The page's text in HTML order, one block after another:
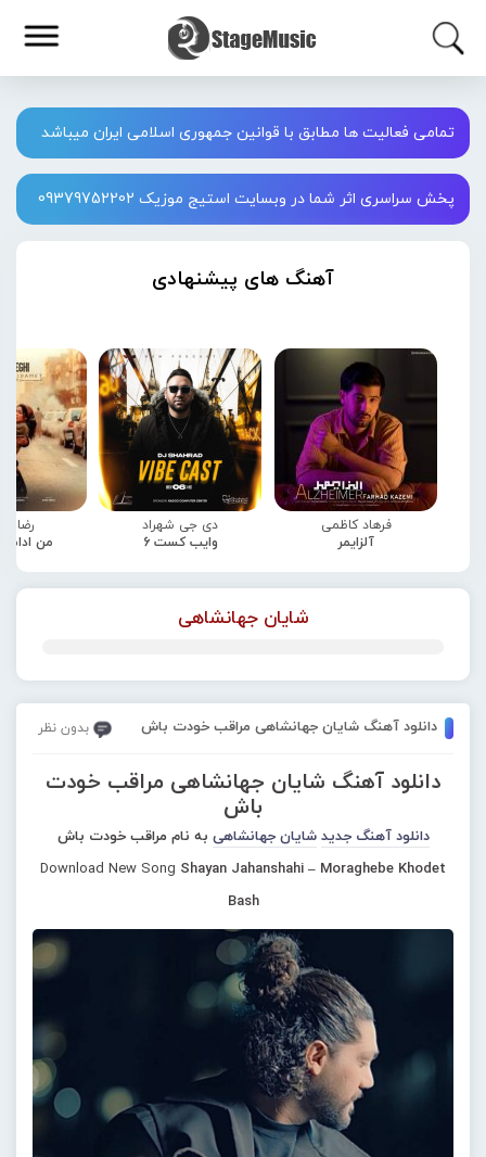
تمامی فعالیت ها مطابق با قوانین جمهوری اسلامی ایران میباشد
پخش سراسری اثر شما در وبسایت استیج موزیک 09379752202
آهنگ های پیشنهادی
فرهاد کاظمی
آلزایمر
دی جی شهراد
وایب کست 6
رضا
من
شایان جهانشاهی
دانلود آهنگ شایان جهانشاهی مراقب خودت باش بدون نظر
دانلود آهنگ شایان جهانشاهی مراقب خودت
باش
دانلود آهنگ جدید شایان جهانشاهی به نام مراقب خودت باش
Download New Song Shayan Jahanshahi – Moraghebe Khodet
Bash